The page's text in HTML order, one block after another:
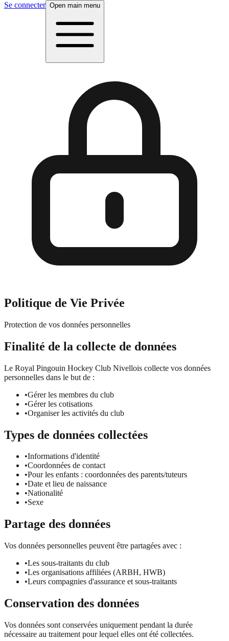
Se connecter Open main menu
Politique de Vie Privée
Protection de vos données personnelles
Finalité de la collecte de données
Le Royal Pingouin Hockey Club Nivellois collecte vos données
personnelles dans le but de :
•Gérer les membres du club
•Gérer les cotisations
•Organiser les activités du club
Types de données collectées
•Informations d'identité
•Coordonnées de contact
•Pour les enfants : coordonnées des parents/tuteurs
•Date et lieu de naissance
•Nationalité
•Sexe
Partage des données
Vos données personnelles peuvent être partagées avec :
•Les sous-traitants du club
•Les organisations affiliées (ARBH, HWB)
•Leurs compagnies d'assurance et sous-traitants
Conservation des données
Vos données sont conservées uniquement pendant la durée
nécessaire au traitement pour lequel elles ont été collectées.